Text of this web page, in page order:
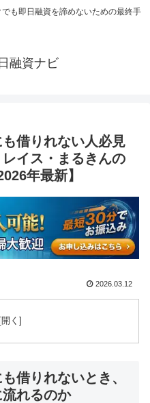
も即日融資を諦めないための最終手
融資ナビ
借りれない人必見
レイス・まるきんの
年最新】
2026.03.12
借りれないとき、
れるのか